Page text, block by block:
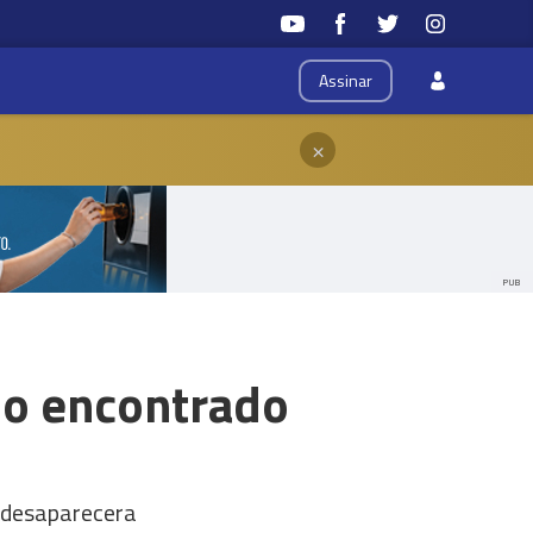
Assinar
×
PUB
encontrado